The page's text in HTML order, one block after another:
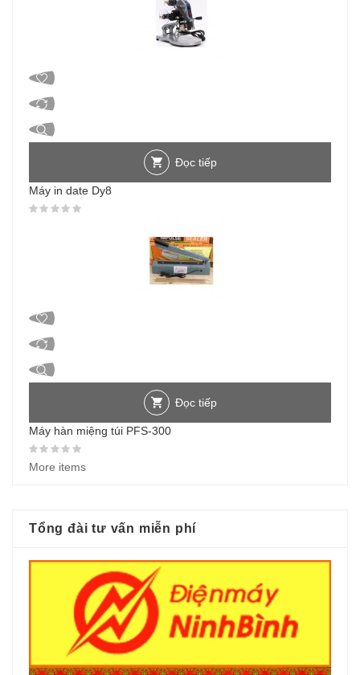
Đọc tiếp
Máy in date Dy8
Đọc tiếp
Máy hàn miệng túi PFS-300
More items
Tổng đài tư vấn miễn phí